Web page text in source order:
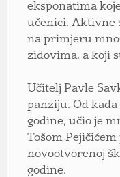
eksponatima
učenici. Aktivne
na primjeru
zidovima, a koji
Učitelj Pavle
panziju. Od kada
godine, učio je
Tošom
novootvorenoj
godine.